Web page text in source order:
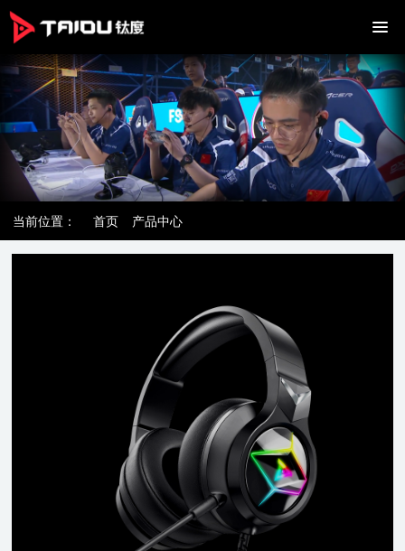
当前位置： 首页 产品中心